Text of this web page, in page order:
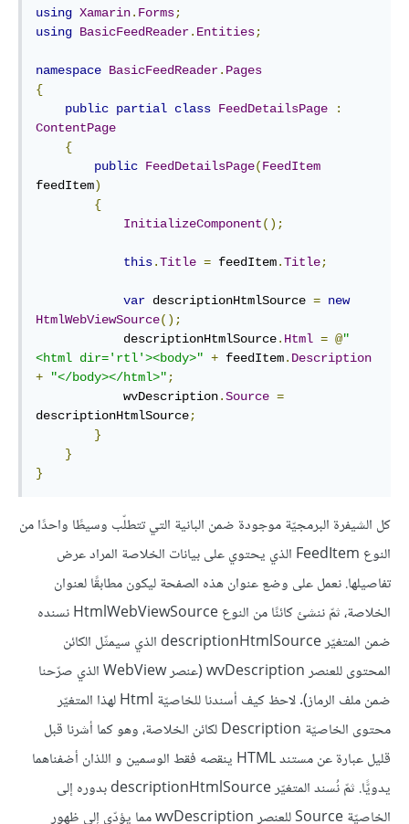
using Xamarin. Forms;
using BasicFeedReader. Entities;
namespace BasicFeedReader. Pages
{
public partial class FeedDetailsPage
:
ContentPage
{
public FeedDetailsPage(FeedItem
feedItem)
{
InitializeComponent();
this.Title = feedItem.Title;
var descriptionHtmlSource = new
HtmlWebViewSource();
            descriptionHtmlSource
. Html = @"
<html dir='rtl'><body>" + feedItem. Description
+
"</body></html>" ;
            wvDescription
.Source =
descriptionHtmlSource;
}
}
}
كل الشيفرة البرمجيّة موجودة ضمن البانية التي تتطلّب وسيطًا واحدًا من
النوع FeedItem الذي يحتوي على بيانات الخلاصة المراد عرض
تفاصيلها. نعمل على وضع عنوان هذه الصفحة ليكون مطابقًا لعنوان
الخلاصة، ثمّ ننشئ كائنًا من النوع HtmlWebViewSource نسنده
ضمن المتغيّر descriptionHtmlSource الذي سيمثّل الكائن
المحتوى للعنصر wvDescription (عنصر WebView الذي صرّحنا
ضمن ملف الرماز). لاحظ كيف أسندنا للخاصيّة Html لهذا المتغيّر
محتوى الخاصيّة Description لكائن الخلاصة، وهو كما أشرنا قبل
قليل عبارة عن مستند HTML ينقصه فقط الوسمين و اللذان أضفناهما
يدويًّا. ثمّ نُسند المتغيّر descriptionHtmlSource بدوره إلى
الخاصيّة Source للعنصر wvDescription مما يؤدّي إلى ظهور